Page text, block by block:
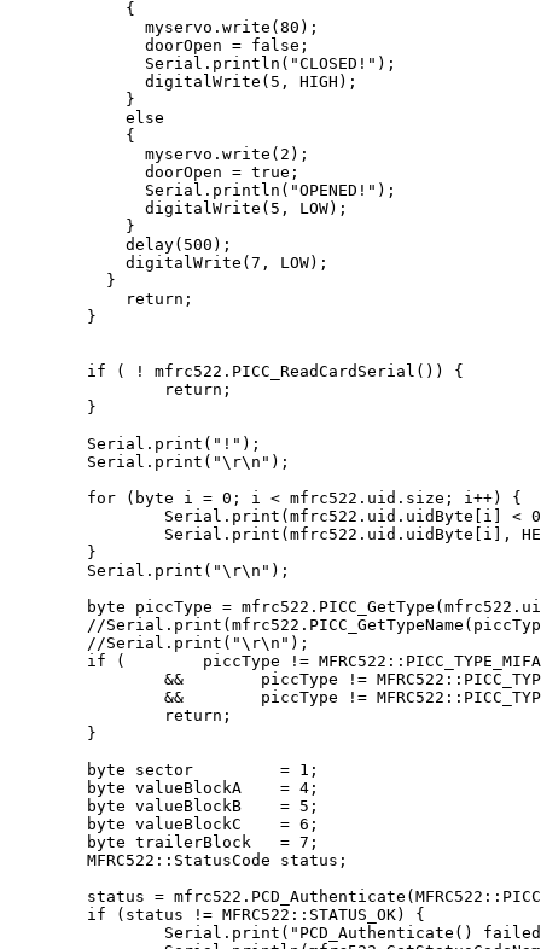
            {
              myservo.write(80);
              doorOpen = false;
              Serial.println("CLOSED!");
              digitalWrite(5, HIGH);
            }
            else
            {
              myservo.write(2);
              doorOpen = true;
              Serial.println("OPENED!");
              digitalWrite(5, LOW);
            }
            delay(500);
            digitalWrite(7, LOW);
          }
            return;
        }
        if ( ! mfrc522.PICC_ReadCardSerial()) {
                return;
        }
        Serial.print("!");
        Serial.print("\r\n");
        for (byte i = 0; i < mfrc522.uid.size; i++) {
Serial.print(mfrc522.uid.uidByte[i] <
Serial.print(mfrc522.uid.uidByte[i],
        }
        Serial.print("\r\n");
byte piccType =
//
        //Serial.print("\r\n");
if (        piccType !=
&&        piccType !=
&&        piccType !=
                return;
        }
        byte sector         = 1;
        byte valueBlockA    = 4;
        byte valueBlockB    = 5;
        byte valueBlockC    = 6;
        byte trailerBlock   = 7;
        MFRC522::StatusCode status;
status =
        if (status != MFRC522::STATUS_OK) {
Serial.print("PCD_Authenticate()